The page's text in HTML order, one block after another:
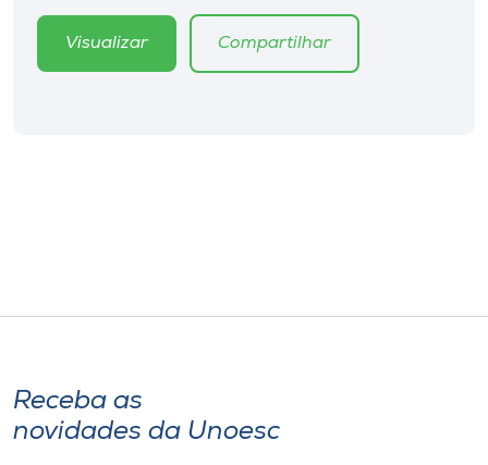
Editora
Visualizar Compartilhar
Receba as
novidades da Unoesc